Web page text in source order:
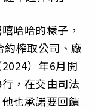
哈哈的樣子，
約榨取公司、廠
）年6月開
，在交由司法
也承諾要回饋